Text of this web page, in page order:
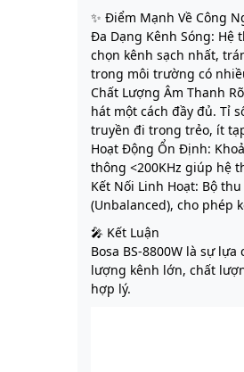
✨ Điểm Mạnh Về Công
Đa Dạng Kênh Sóng: Hệ
chọn kênh sạch nhất,
trong môi trường có
Chất Lượng Âm Thanh
hát một cách đầy đủ. Tỉ
truyền đi trong trẻo, ít
Hoạt Động Ổn Định:
thông <200KHz giúp hệ
Kết Nối Linh Hoạt: Bộ
(Unbalanced), cho phép
🎤 Kết Luận
Bosa BS-8800W là sự
lượng kênh lớn, chất
hợp lý.